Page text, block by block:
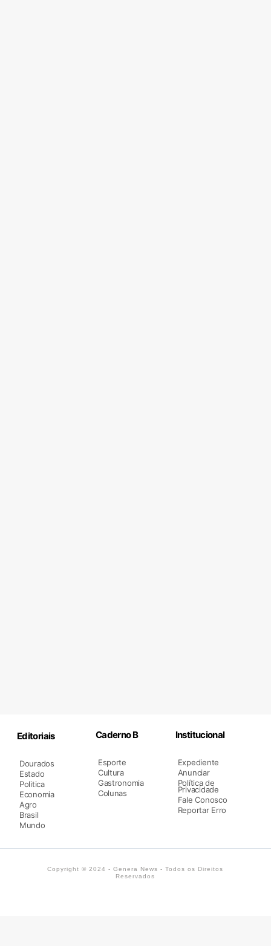
Editoriais
Dourados
Estado
Politica
Economia
Agro
Brasil
Mundo
Caderno B
Esporte
Cultura
Gastronomia
Colunas
Institucional
Expediente
Anunciar
Política de
Privacidade
Fale Conosco
Reportar Erro
Copyright © 2024 - Genera News - Todos os Direitos
Reservados